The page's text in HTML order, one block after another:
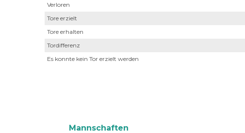
Verloren
Tore erzielt
Tore erhalten
Tordifferenz
Es konnte kein Tor erzielt werden
Mannschaften